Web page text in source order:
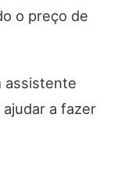
o preço de
assistente
a fazer